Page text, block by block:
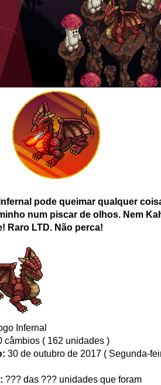
pode queimar qualquer
num piscar de olhos. Nem
Raro LTD. Não perca!
Infernal
câmbios ( 162 unidades )
30 de outubro de 2017 ( Segunda-
??? das ??? unidades que foram